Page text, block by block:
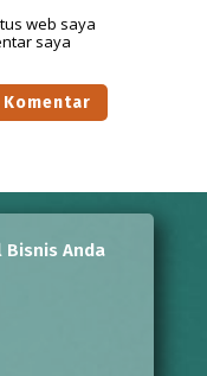
web saya
saya
Bisnis Anda